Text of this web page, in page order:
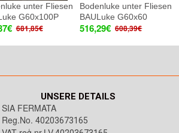
unter Fliesen
G60x100P
681,85€
Bodenluke unter Fliesen
BAULuke G60x60
516,29€ 608,39€
UNSERE DETAILS
SIA FERMATA
Reg.No. 40203673165